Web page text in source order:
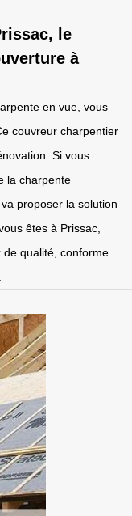
le
à
en vue, vous
couvreur charpentier
Si vous
la charpente
proposer la solution
êtes à Prissac,
qualité, conforme